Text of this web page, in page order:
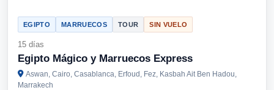
EGIPTO MARRUECOS TOUR SIN VUELO
15 días
Egipto Mágico y Marruecos Express
Aswan, Cairo, Casablanca, Erfoud, Fez, Kasbah Ait Ben Hadou,
Marrakech